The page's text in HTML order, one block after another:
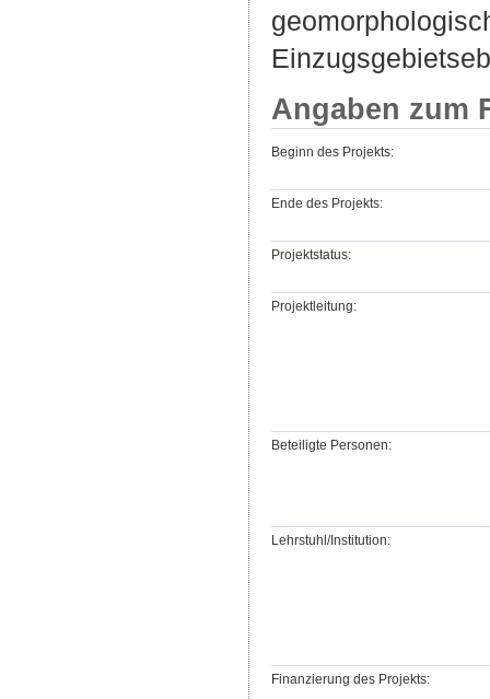
Angaben zum
Beginn des Projekts:
Ende des Projekts:
Projektstatus:
Projektleitung:
Beteiligte Personen:
Lehrstuhl/Institution:
Finanzierung des Projekts: